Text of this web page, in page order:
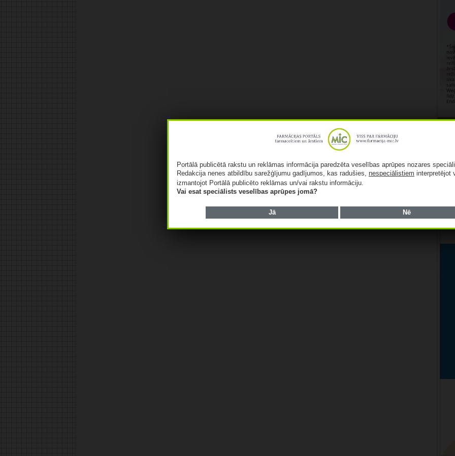
Portālā publicētā rakstu un reklāmas informācija paredzēta veselības aprūpes nozares
Redakcija nenes atbildību sarežģījumu gadījumos, kas radušies,nespeciālistiem interpretējot
izmantojot Portālā publicēto reklāmas un/vai rakstu informāciju.
Vai esat speciālists veselības aprūpes jomā?
Jā Nē